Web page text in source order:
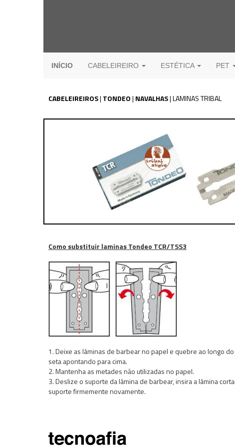
INÍCIO CABELEIREIRO ESTÉTICA PET
CABELEIREIROS| TONDEO| NAVALHAS|LAMINAS TRIBAL
Como substituir laminas Tondeo TCR/TSS3
1. Deixe as lâminas de barbear no papel e quebre ao longo
seta apontando para cima.
2. Mantenha as metades não utilizadas no papel.
3. Deslize o suporte da lâmina de barbear, insira a lâmina
suporte firmemente novamente.